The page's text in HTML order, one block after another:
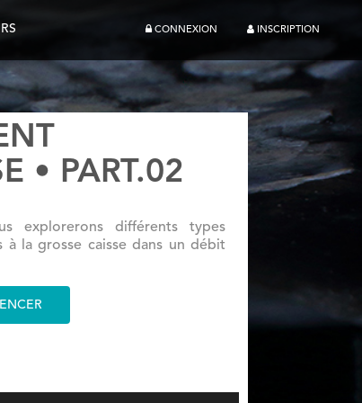
CONNEXION INSCRIPTION
• PART.02
explorerons différents types
à la grosse caisse dans un débit